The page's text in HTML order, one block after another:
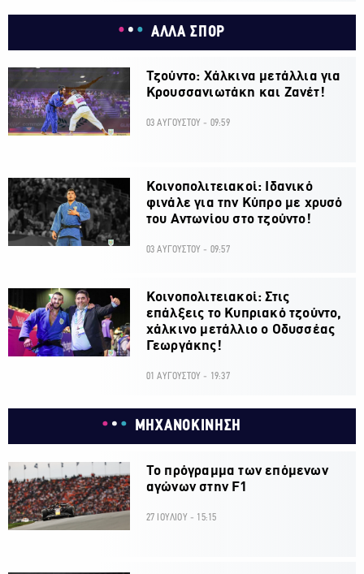
ΑΛΛΑ ΣΠΟΡ
Τζούντο: Χάλκινα μετάλλια για
Κρουσσανιωτάκη και Ζανέτ!
03 ΑΥΓΟΥΣΤΟΥ - 09:59
Κοινοπολιτειακοί: Ιδανικό
φινάλε για την Κύπρο με χρυσό
του Αντωνίου στο τζούντο!
03 ΑΥΓΟΥΣΤΟΥ - 09:57
Κοινοπολιτειακοί: Στις
επάλξεις το Κυπριακό τζούντο,
χάλκινο μετάλλιο ο Οδυσσέας
Γεωργάκης!
01 ΑΥΓΟΥΣΤΟΥ - 19:37
ΜΗΧΑΝΟΚΙΝΗΣΗ
Το πρόγραμμα των επόμενων
αγώνων στην F1
27 ΙΟΥΛΙΟΥ - 15:15